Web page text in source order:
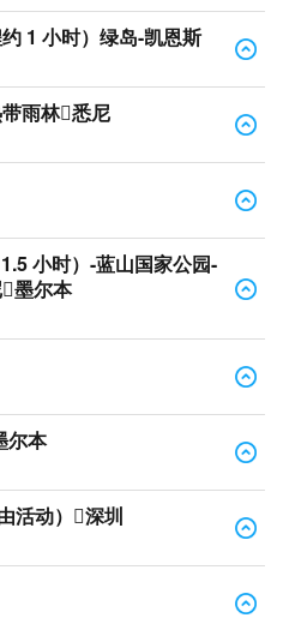
1 小时）绿岛-凯恩斯
雨林悉尼
小时）-蓝山国家公园-
墨尔本
尔本
活动）深圳